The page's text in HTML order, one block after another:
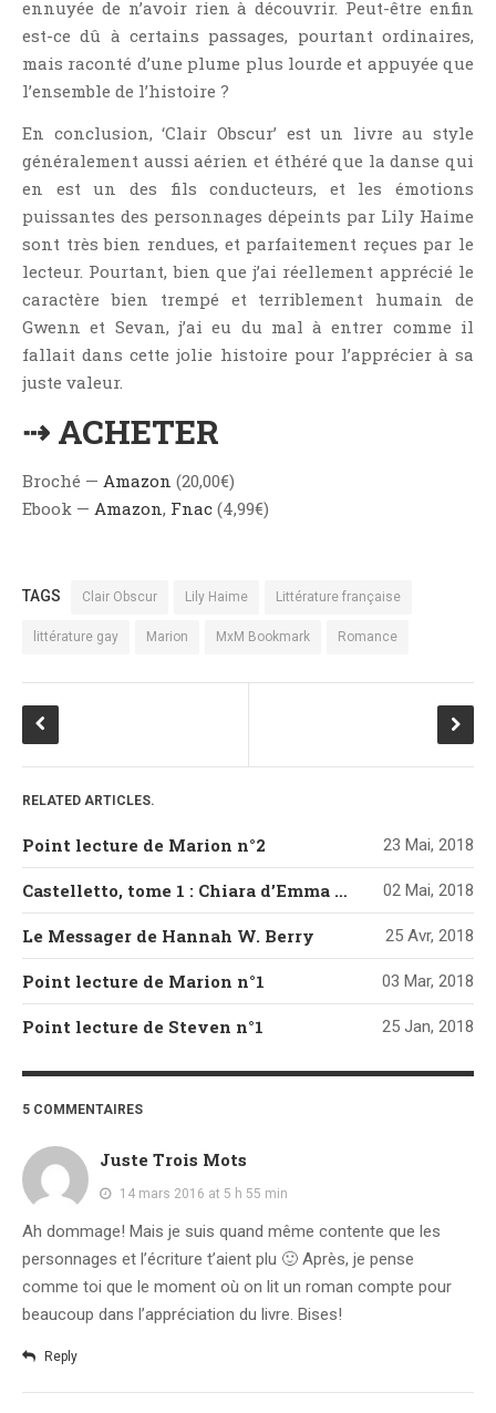
ennuyée de n’avoir rien à découvrir. Peut-être enfin
est-ce dû à certains passages, pourtant ordinaires,
mais raconté d’une plume plus lourde et appuyée que
l’ensemble de l’histoire ?
En conclusion, ‘Clair Obscur’ est un livre au style
généralement aussi aérien et éthéré que la danse qui
en est un des fils conducteurs, et les émotions
puissantes des personnages dépeints par Lily Haime
sont très bien rendues, et parfaitement reçues par le
lecteur. Pourtant, bien que j’ai réellement apprécié le
caractère bien trempé et terriblement humain de
Gwenn et Sevan, j’ai eu du mal à entrer comme il
fallait dans cette jolie histoire pour l’apprécier à sa
juste valeur.
⇢ ACHETER
Broché — Amazon (20,00€)
Ebook — Amazon, Fnac (4,99€)
TAGS Clair Obscur Lily Haime Littérature française
littérature gay Marion MxM Bookmark Romance
RELATED ARTICLES.
Point lecture de Marion n°2 23 Mai, 2018
Castelletto, tome 1 : Chiara d’Emma Mars 02 Mai, 2018
Le Messager de Hannah W. Berry 25 Avr, 2018
Point lecture de Marion n°1 03 Mar, 2018
Point lecture de Steven n°1 25 Jan, 2018
5 COMMENTAIRES
Juste Trois Mots
14 mars 2016 at 5 h 55 min
Ah dommage! Mais je suis quand même contente que les
personnages et l’écriture t’aient plu 🙂 Après, je pense
comme toi que le moment où on lit un roman compte pour
beaucoup dans l’appréciation du livre. Bises!
Reply